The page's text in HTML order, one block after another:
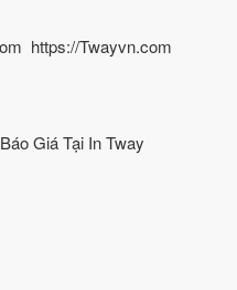
https://Twayvn.com
Giá Tại In Tway